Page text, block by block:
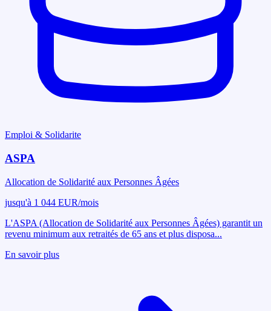
Emploi & Solidarite
ASPA
Allocation de Solidarité aux Personnes Âgées
jusqu'à 1 044 EUR/mois
L'ASPA (Allocation de Solidarité aux Personnes Âgées) garantit un
revenu minimum aux retraités de 65 ans et plus disposa...
En savoir plus